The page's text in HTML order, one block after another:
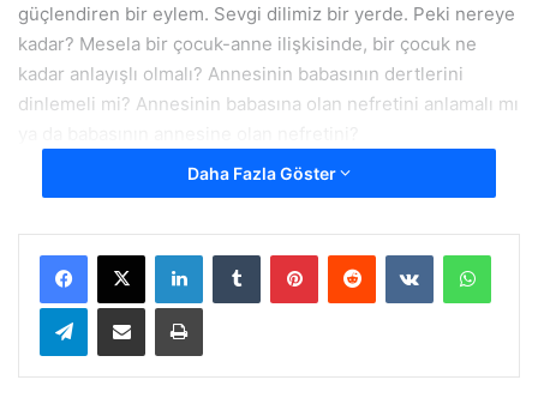
güçlendiren bir eylem. Sevgi dilimiz bir yerde. Peki nereye
kadar? Mesela bir çocuk-anne ilişkisinde, bir çocuk ne
kadar anlayışlı olmalı? Annesinin babasının dertlerini
dinlemeli mi? Annesinin babasına olan nefretini anlamalı mı
Daha Fazla Göster
Facebook
X LinkedInTumblr PinterestReddit VKontakte
TelegramE-Posta ile paylaş Yazdır